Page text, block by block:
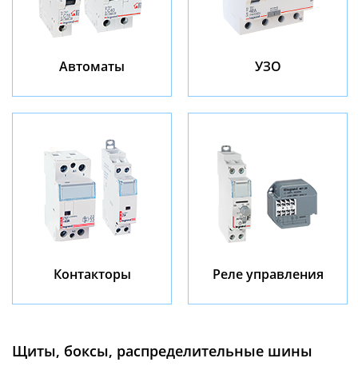
Автоматы УЗО
Контакторы Реле управления
Щиты, боксы, распределительные шины